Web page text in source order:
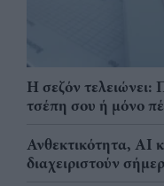
Η σεζόν τελειώνει:
τσέπη σου ή μόνο
Ανθεκτικότητα, AI
διαχειριστούν